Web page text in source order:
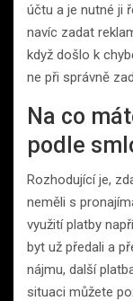
účtu a je nutné ji
navíc zadat
když došlo k
ne při správně
Na co
podle
Rozhodující je,
neměli s
využití platby
byt už předali a
nájmu, další
situaci můžete